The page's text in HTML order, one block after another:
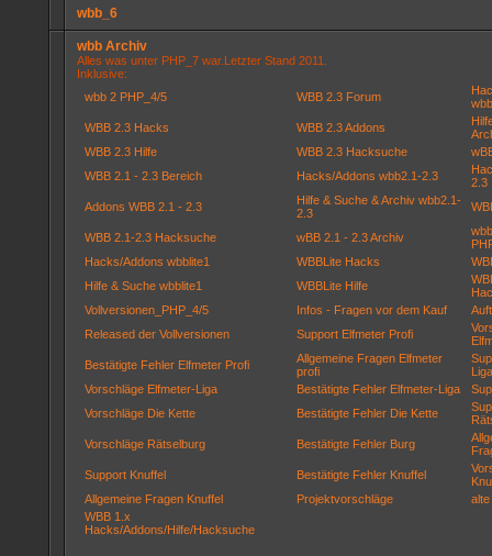
wbb_6
wbb Archiv
Alles was unter PHP_7 war.Letzter Stand 2011.
Inklusive:
wbb 2 PHP_4/5
WBB 2.3 Forum
WBB 2.3 Hacks
WBB 2.3 Addons
WBB 2.3 Hilfe
WBB 2.3 Hacksuche
WBB 2.1 - 2.3 Bereich
Hacks/Addons wbb2.1-2.3
2.3
Addons WBB 2.1 - 2.3
Hilfe & Suche & Archiv wbb2.1-
2.3
WBB 2.1-2.3 Hacksuche wBB 2.1 - 2.3 Archiv
Hacks/Addons wbblite1
WBBLite Hacks
Hilfe & Suche wbblite1
WBBLite Hilfe
Vollversionen_PHP_4/5
Infos - Fragen vor dem Kauf
Released der Vollversionen
Support Elfmeter Profi
Bestätigte Fehler Elfmeter Profi
Allgemeine Fragen Elfmeter
profi
Liga
Vorschläge Elfmeter-Liga
Bestätigte Fehler Elfmeter-Liga
Vorschläge Die Kette
Bestätigte Fehler Die Kette
Vorschläge Rätselburg
Bestätigte Fehler Burg
Support Knuffel
Bestätigte Fehler Knuffel
Allgemeine Fragen Knuffel
Projektvorschläge
WBB 1.x
Hacks/Addons/Hilfe/Hacksuche